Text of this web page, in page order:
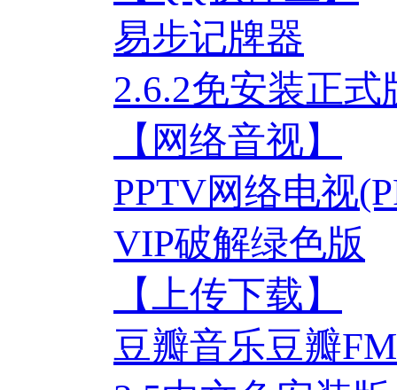
易步记牌器
2.6.2免安装正式
【网络音视】
PPTV网络电视
VIP破解绿色版
【上传下载】
豆瓣音乐豆瓣